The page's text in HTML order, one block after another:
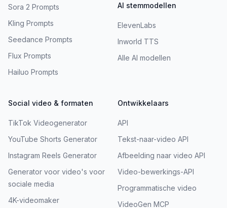
Sora 2 Prompts
Kling Prompts
Seedance Prompts
Flux Prompts
Hailuo Prompts
AI stemmodellen
ElevenLabs
Inworld TTS
Alle AI modellen
Social video & formaten
TikTok Videogenerator
YouTube Shorts Generator
Instagram Reels Generator
Generator voor video's voor
sociale media
4K-videomaker
Ontwikkelaars
API
Tekst-naar-video API
Afbeelding naar video API
Video-bewerkings-API
Programmatische video
VideoGen MCP